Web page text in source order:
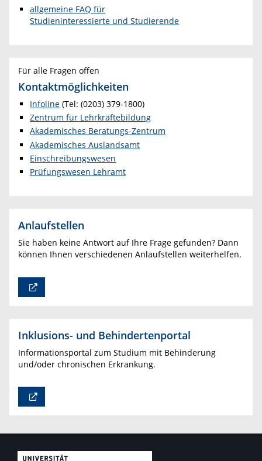
allgemeine FAQ für
Studieninteressierte und Studierende
Für alle Fragen offen
Kontaktmöglichkeiten
Infoline (Tel: (0203) 379-1800)
Zentrum für Lehrkräftebildung
Akademisches Beratungs-Zentrum
Akademisches Auslandsamt
Einschreibungswesen
Prüfungswesen Lehramt
Anlaufstellen
Sie haben keine Antwort auf Ihre Frage gefunden? Dann
können Ihnen verschiedenen Anlaufstellen weiterhelfen.
Inklusions- und Behindertenportal
Informationsportal zum Studium mit Behinderung
und/oder chronischen Erkrankung.